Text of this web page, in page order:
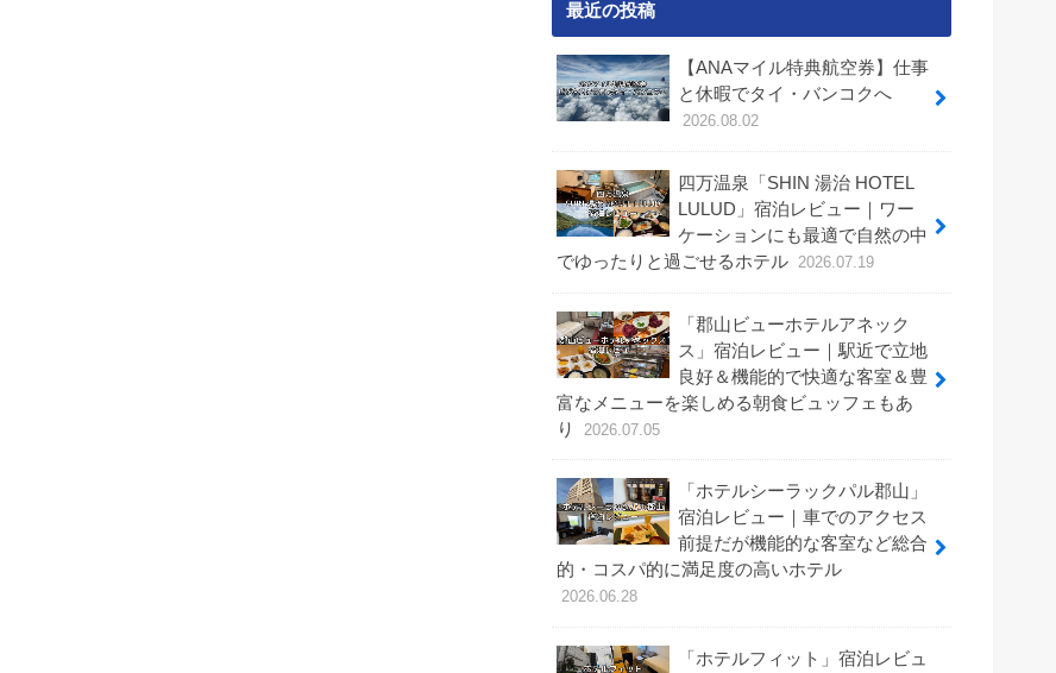
最近の投稿
【ANAマイル特典航空券】仕事
と休暇でタイ・バンコクへ
2026.08.02
四万温泉「SHIN 湯治 HOTEL
LULUD」宿泊レビュー｜ワー
ケーションにも最適で自然の中
でゆったりと過ごせるホテル 2026.07.19
「郡山ビューホテルアネック
ス」宿泊レビュー｜駅近で立地
良好＆機能的で快適な客室＆豊
富なメニューを楽しめる朝食ビュッフェもあ
り
2026.07.05
「ホテルシーラックパル郡山」
宿泊レビュー｜車でのアクセス
前提だが機能的な客室など総合
的・コスパ的に満足度の高いホテル
2026.06.28
「ホテルフィット」宿泊レビュ